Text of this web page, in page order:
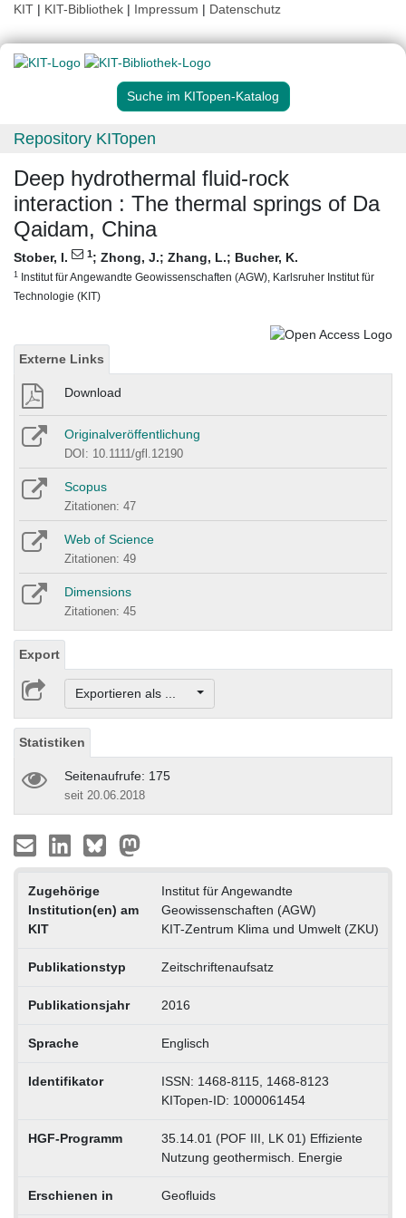
KIT | KIT-Bibliothek | Impressum | Datenschutz
Suche im KITopen-Katalog
Repository KITopen
Deep hydrothermal fluid-rock
interaction : The thermal springs of Da
Qaidam, China
Stober, I. 1; Zhong, J.; Zhang, L.; Bucher, K.
1 Institut für Angewandte Geowissenschaften (AGW), Karlsruher Institut für
Technologie (KIT)
Externe Links
Download
Originalveröffentlichung
DOI: 10.1111/gfl.12190
Scopus
Zitationen: 47
Web of Science
Zitationen: 49
Dimensions
Zitationen: 45
Export
Exportieren als ...
Statistiken
Seitenaufrufe: 175
seit 20.06.2018
Zugehörige
Institution(en) am
KIT
Institut für Angewandte
Geowissenschaften (AGW)
KIT-Zentrum Klima und Umwelt (ZKU)
Publikationstyp Zeitschriftenaufsatz
Publikationsjahr 2016
Sprache Englisch
Identifikator
ISSN: 1468-8115, 1468-8123
KITopen-ID: 1000061454
HGF-Programm
35.14.01 (POF III, LK 01) Effiziente
Nutzung geothermisch. Energie
Erschienen in Geofluids